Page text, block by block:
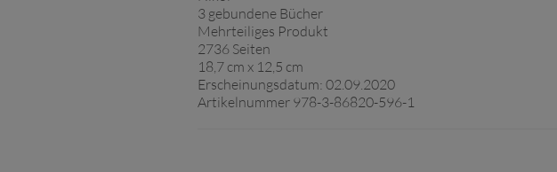
3 gebundene Bücher
Mehrteiliges Produkt
2736 Seiten
18,7 cm x 12,5 cm
Erscheinungsdatum: 02.09.2020
Artikelnummer 978-3-86820-596-1